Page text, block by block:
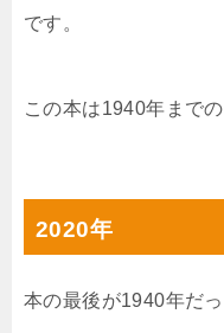
です。
この本は1940年まで
2020年
本の最後が1940年だっ